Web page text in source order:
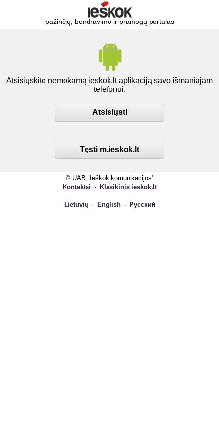
pažinčių, bendravimo ir pramogų portalas
Atsisiųskite nemokamą ieskok.lt aplikaciją savo išmaniajam
telefonui.
Atsisiųsti
Tęsti m.ieskok.lt
© UAB "Ieškok komunikacijos"
Kontaktai · Klasikinis ieskok.lt
Lietuvių · English · Русский